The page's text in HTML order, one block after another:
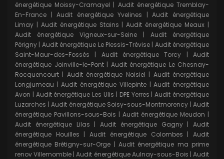
énergétique Moissy-Cramayel | Audit énergétique Tremblay-
En-France |Audit énergétique Yvelines |Audit énergétique
Limay | Audit énergétique Stains |Audit énergétique Meaux |
Audit énergétique Vigneux-sur-Seine | Audit énergétique
Périgny | Audit énergétique Le Plessis-Trévise| Audit énergétique
Saint-Maur-des-Fossés | Audit énergétique Torcy |Audit
énergétique Joinville-le-Pont| Audit énergétique Le Chesnay-
Rocquencourt | Audit énergétique Noisiel | Audit énergétique
Longjumeau |Audit énergétique Villepinte|Audit énergétique
Avon | Audit énergétique Les Ulis | DPE Yerres |Audit énergétique
Luzarches | Audit énergétique Soisy-sous-Montmorency | Audit
énergétique Pavillons-sous-Bois | Audit énergétique Meudon |
Audit énergétique Lilas | Audit énergétique Gagny| Audit
énergétique Houilles |Audit énergétique Colombes |Audit
énergétique Brétigny-sur-Orge |Audit énergétique ma prime
renov Villemomble |Audit énergétique Aulnay-sous-Bois |Audit